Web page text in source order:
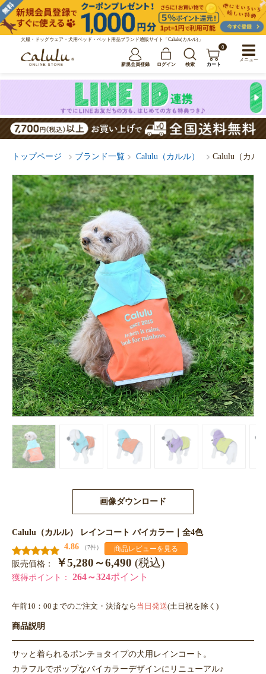
犬服・ドッグウェア・犬用ベッド・ペット用品ブランド通販サイト「Calulu(カルル)」
新規会員登録 ログイン 検索
0
カート
トップページ ブランド一覧 Calulu（カルル） Calulu（カル
画像ダウンロード
Calulu（カルル） レインコート バイカラー｜全4色
4.86
（7件） 商品レビューを見る
販売価格： ￥5,280～6,490 (税込)
獲得ポイント： 264～324ポイント
午前10：00までのご注文・決済なら 当日発送(土日祝を除く)
商品説明
サッと着られるポンチョタイプの犬用レインコート。
カラフルでポップなバイカラーデザインにリニューアル♪
メニュー